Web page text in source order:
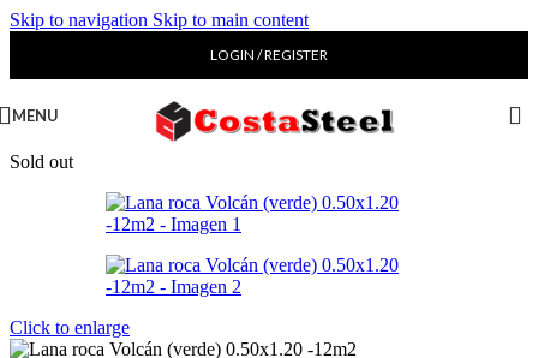
Skip to navigation Skip to main content
LOGIN / REGISTER
MENU
Sold out
Click to enlarge